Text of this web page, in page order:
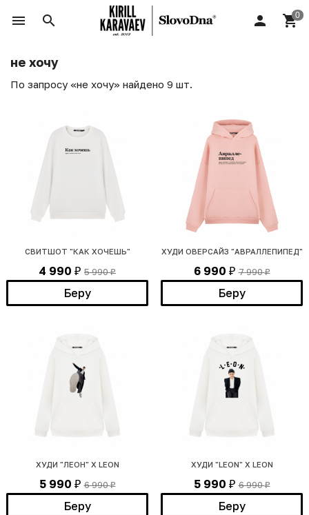
не хочу
По запросу «не хочу» найдено 9 шт.
СВИТШОТ "КАК ХОЧЕШЬ"
4 990 ₽ 5 990₽
Беру
ХУДИ ОВЕРСАЙЗ "АВРАЛЛЕПИПЕД"
6 990 ₽ 7 990₽
Беру
ХУДИ "ЛЕОН" X LEON
5 990 ₽ 6 990₽
Беру
ХУДИ "LEON" X LEON
5 990 ₽ 6 990₽
Беру